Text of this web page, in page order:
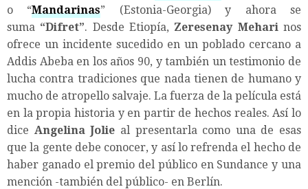
o “Mandarinas” (Estonia-Georgia) y ahora se
suma “Difret”. Desde Etiopía, Zeresenay Meharinos
ofrece un incidente sucedido en un poblado cercano a
Addis Abeba en los años 90, y también un testimonio de
lucha contra tradiciones que nada tienen de humano y
mucho de atropello salvaje. La fuerza de la película está
en la propia historia y en partir de hechos reales. Así lo
dice Angelina Jolie al presentarla como una de esas
que la gente debe conocer, y así lo refrenda el hecho de
haber ganado el premio del público en Sundance y una
mención -también del público- en Berlín.